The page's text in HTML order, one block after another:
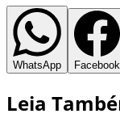
WhatsApp Facebook
Leia